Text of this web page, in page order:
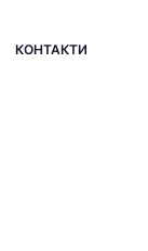
КОНТАКТИ